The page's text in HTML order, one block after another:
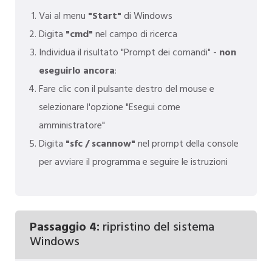
Vai al menu "Start"di Windows
Digita "cmd"nel campo di ricerca
Individua il risultato "Prompt dei comandi" - non
eseguirlo ancora:
Fare clic con il pulsante destro del mouse e
selezionare l'opzione "Esegui come
amministratore"
Digita "sfc / scannow"nel prompt della console
per avviare il programma e seguire le istruzioni
Passaggio 4: ripristino del sistema
Windows